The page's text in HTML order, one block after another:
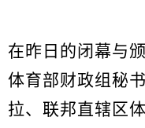
在昨日的闭幕与
体育部财政组秘
拉、联邦直辖区